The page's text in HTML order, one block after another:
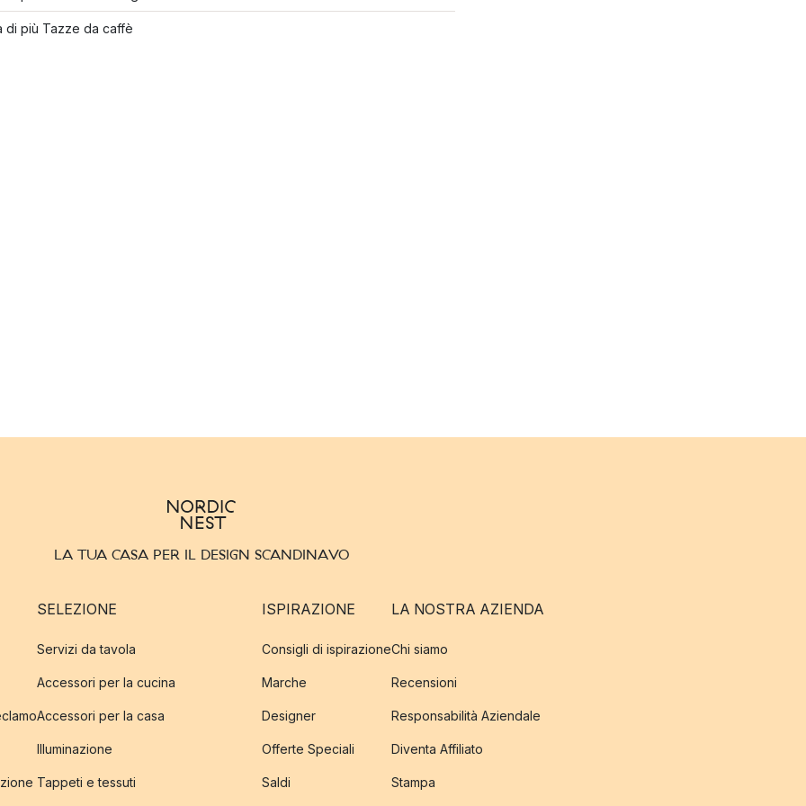
di più Tazze da caffè
LA TUA CASA PER IL DESIGN SCANDINAVO
SELEZIONE
Servizi da tavola
Accessori per la cucina
Accessori per la casa
Illuminazione
Tappeti e tessuti
ISPIRAZIONE
Consigli di ispirazione
Marche
Designer
Offerte Speciali
Saldi
LA NOSTRA AZIENDA
Chi siamo
Recensioni
Responsabilità Aziendale
Diventa Affiliato
Stampa